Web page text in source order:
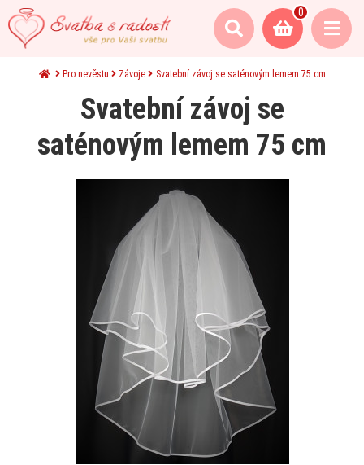
0
Pro nevěstu Závoje Svatební závoj se saténovým lemem 75 cm
Svatební závoj se
saténovým lemem 75 cm